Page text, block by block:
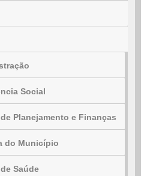
Social
Planejamento e Finanças
do Município
Saúde